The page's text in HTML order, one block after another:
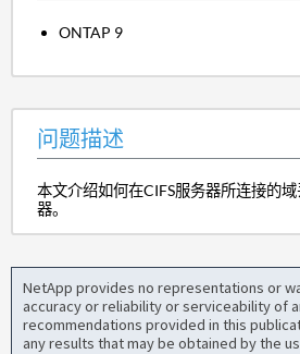
ONTAP 9
问题描述
本文介绍如何在CIFS服务器所连接的
器。
NetApp provides no representations or
accuracy or reliability or serviceability of
recommendations provided in this
any results that may be obtained by the